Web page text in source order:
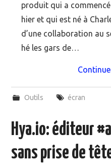
produit qui a
hier et qui est né à
d’une collaboration au
hé les gars de…
Outils écran
Hya.io: éditeur
sans prise de